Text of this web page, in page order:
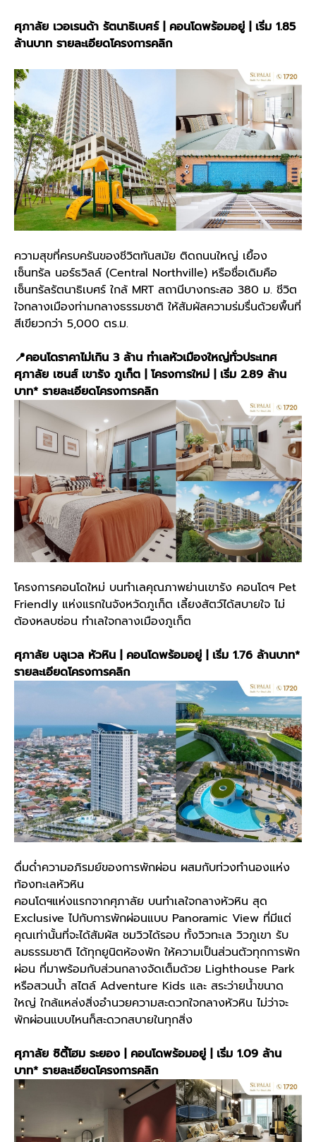
ศุภาลัย เวอเรนด้า รัตนาธิเบศร์ | คอนโดพร้อมอยู่ | เริ่ม 1.85
ล้านบาท รายละเอียดโครงการคลิก
ความสุขที่ครบครันของชีวิตทันสมัย ติดถนนใหญ่ เยื้อง
เซ็นทรัล นอร์ธวิลล์ (Central Northville) หรือชื่อเดิมคือ
เซ็นทรัลรัตนาธิเบศร์ ใกล้ MRT สถานีบางกระสอ 380 ม. ชีวิต
ใจกลางเมืองท่ามกลางธรรมชาติ ให้สัมผัสความร่มรื่นด้วยพื้นที่
สีเขียวกว่า 5,000 ตร.ม.
📍คอนโดราคาไม่เกิน 3 ล้าน ทำเลหัวเมืองใหญ่ทั่วประเทศ
ศุภาลัย เซนส์ เขารัง ภูเก็ต | โครงการใหม่ | เริ่ม 2.89 ล้าน
บาท* รายละเอียดโครงการคลิก
โครงการคอนโดใหม่ บนทำเลคุณภาพย่านเขารัง คอนโดฯ Pet
Friendly แห่งแรกในจังหวัดภูเก็ต เลี้ยงสัตว์ได้สบายใจ ไม่
ต้องหลบซ่อน ทำเลใจกลางเมืองภูเก็ต
ศุภาลัย บลูเวล หัวหิน | คอนโดพร้อมอยู่ | เริ่ม 1.76 ล้านบาท*
รายละเอียดโครงการคลิก
ดื่มด่ำความอภิรมย์ของการพักผ่อน ผสมกับท่วงทำนองแห่ง
ท้องทะเลหัวหิน
คอนโดฯแห่งแรกจากศุภาลัย บนทำเลใจกลางหัวหิน สุด
Exclusive ไปกับการพักผ่อนแบบ Panoramic View ที่มีแต่
คุณเท่านั้นที่จะได้สัมผัส ชมวิวได้รอบ ทั้งวิวทะเล วิวภูเขา รับ
ลมธรรมชาติ ได้ทุกยูนิตห้องพัก ให้ความเป็นส่วนตัวทุกการพัก
ผ่อน ที่มาพร้อมกับส่วนกลางจัดเต็มด้วย Lighthouse Park
หรือสวนน้ำ สไตล์ Adventure Kids และ สระว่ายน้ำขนาด
ใหญ่ ใกล้แหล่งสิ่งอำนวยความสะดวกใจกลางหัวหิน ไม่ว่าจะ
พักผ่อนแบบไหนก็สะดวกสบายในทุกสิ่ง
ศุภาลัย ซิตี้โฮม ระยอง | คอนโดพร้อมอยู่ | เริ่ม 1.09 ล้าน
บาท* รายละเอียดโครงการคลิก